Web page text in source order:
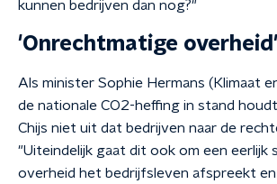
kunnen bedrijven dan nog?"
'Onrechtmatige overheid'
Als minister Sophie Hermans (Klimaat
de nationale CO2-heffing in stand
Chijs niet uit dat bedrijven naar de
"Uiteindelijk gaat dit ook om een eerlijk
overheid het bedrijfsleven afspreekt